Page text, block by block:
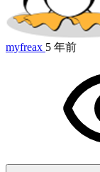
myfreax 5 年前